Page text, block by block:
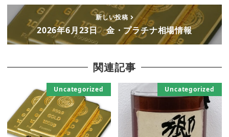
新しい投稿
2026年6月23日 金・プラチナ相場情報
関連記事
Uncategorized Uncategorized